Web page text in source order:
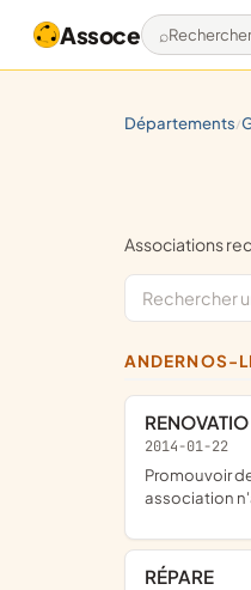
Assoce
départements/
Associations
ANDERNOS-
RENOVATIO
2014-01-22
promouvoir des projets visant la protection de l'environnement, les échanges interculturels et toutes initiatives qui concourent à la réalisation d'un avenir meilleur ; cette
association
RÉPARE